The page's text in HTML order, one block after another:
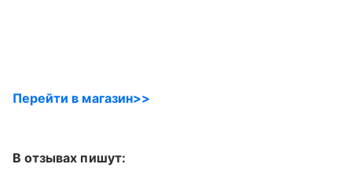
Перейти в магазин>>
В отзывах пишут: